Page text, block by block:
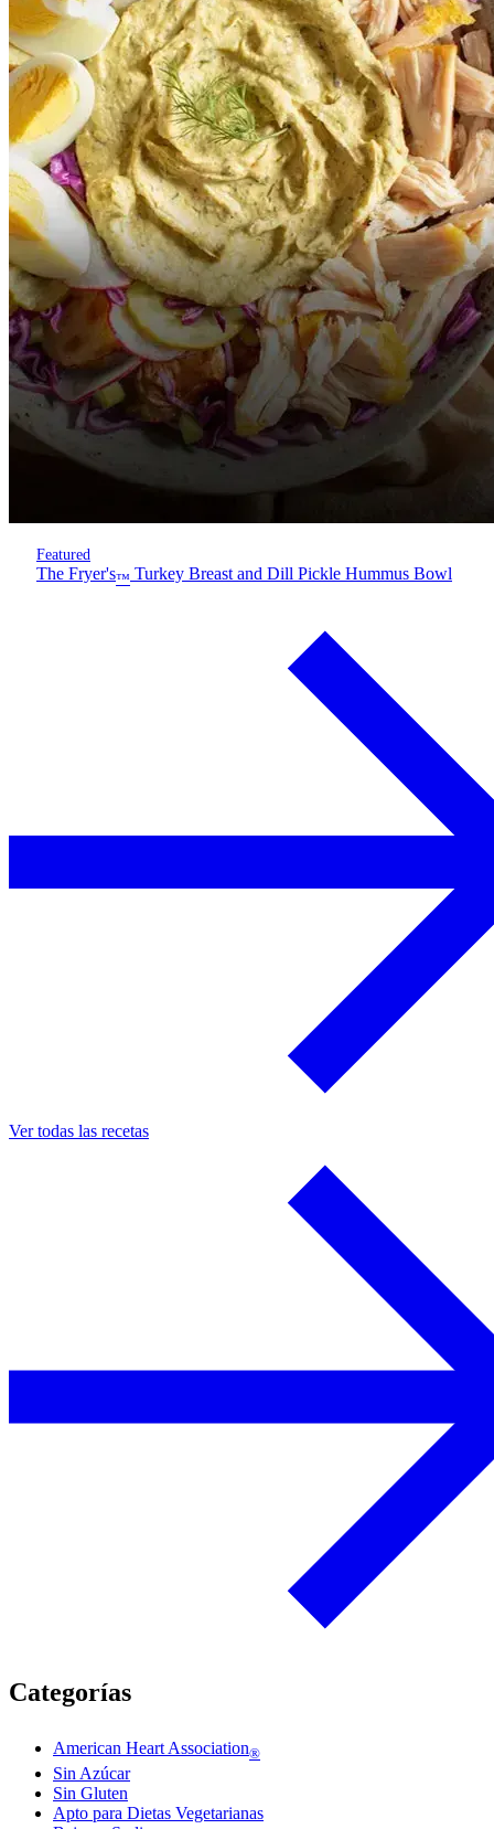
Featured
The Fryer's™ Turkey Breast and Dill Pickle Hummus Bowl
Ver todas las recetas
Categorías
American Heart Association®
Sin Azúcar
Sin Gluten
Apto para Dietas Vegetarianas